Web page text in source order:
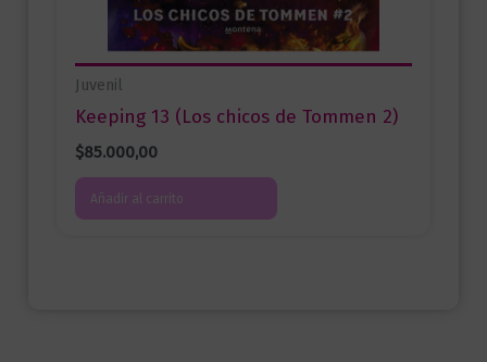
Juvenil
Keeping 13 (Los chicos de Tommen 2)
$85.000,00
Añadir al carrito